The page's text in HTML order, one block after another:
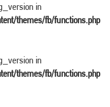
in
themes/fb/functions.php
in
themes/fb/functions.php